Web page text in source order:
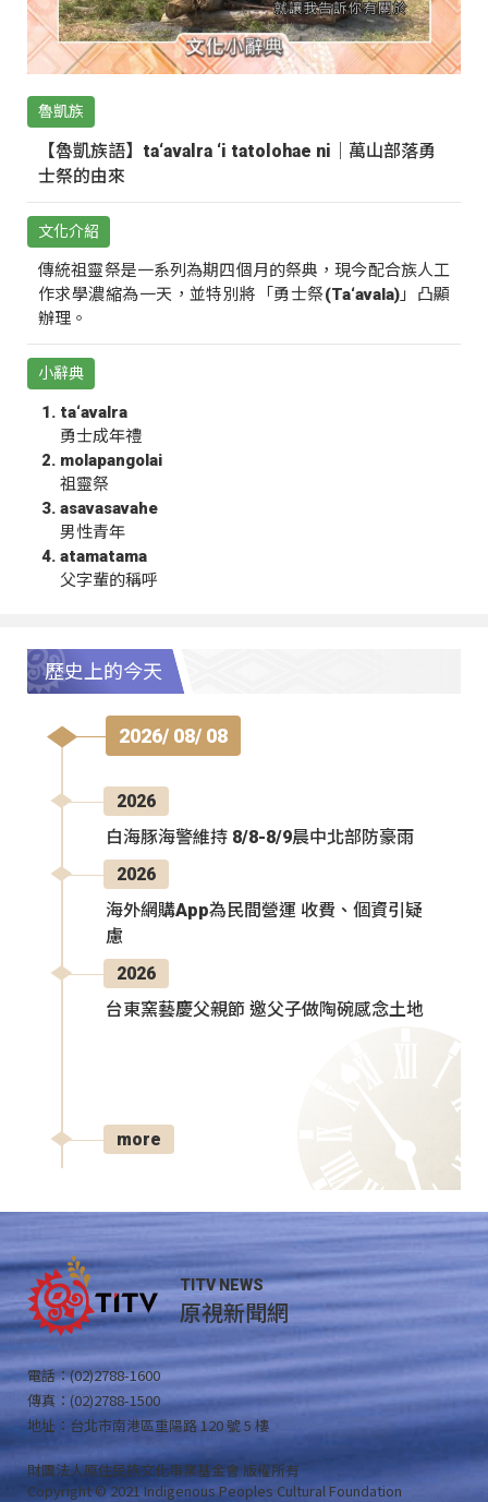
魯凱族
【魯凱族語】ta‘avalra ‘i tatolohae ni｜萬山部落勇
士祭的由來
文化介紹
傳統祖靈祭是一系列為期四個月的祭典，現今配合族人工
作求學濃縮為一天，並特別將「勇士祭(Ta‘avala)」凸顯
辦理。
小辭典
ta‘avalra
勇士成年禮
molapangolai
祖靈祭
asavasavahe
男性青年
atamatama
父字輩的稱呼
歷史上的今天
2026/ 08/ 08
2026
白海豚海警維持 8/8-8/9晨中北部防豪雨
2026
海外網購App為民間營運 收費、個資引疑
慮
2026
台東窯藝慶父親節 邀父子做陶碗感念土地
more
TITV NEWS
原視新聞網
電話：(02)2788-1600
傳真：(02)2788-1500
地址：台北市南港區重陽路 120 號 5 樓
財團法人原住民族文化事業基金會 版權所有
Copyright © 2021 Indigenous Peoples Cultural Foundation